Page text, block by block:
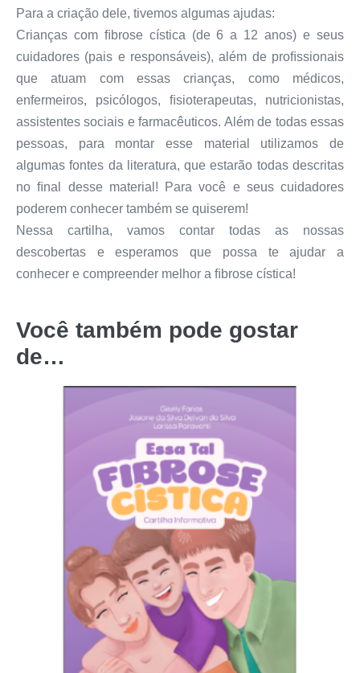
Para a criação dele, tivemos algumas ajudas:
Crianças com ﬁbrose cística (de 6 a 12 anos) e seus
cuidadores (pais e responsáveis), além de proﬁssionais
que atuam com essas crianças, como médicos,
enfermeiros, psicólogos, ﬁsioterapeutas, nutricionistas,
assistentes sociais e farmacêuticos. Além de todas essas
pessoas, para montar esse material utilizamos de
algumas fontes da literatura, que estarão todas descritas
no ﬁnal desse material! Para você e seus cuidadores
poderem conhecer também se quiserem!
Nessa cartilha, vamos contar todas as nossas
descobertas e esperamos que possa te ajudar a
conhecer e compreender melhor a ﬁbrose cística!
Você também pode gostar
de…